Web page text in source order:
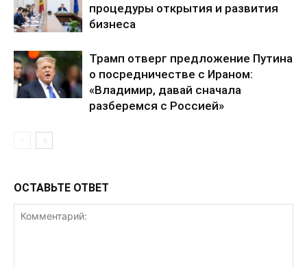
процедуры открытия и развития
бизнеса
Трамп отверг предложение Путина
о посредничестве с Ираном:
«Владимир, давай сначала
разберемся с Россией»
ОСТАВЬТЕ ОТВЕТ